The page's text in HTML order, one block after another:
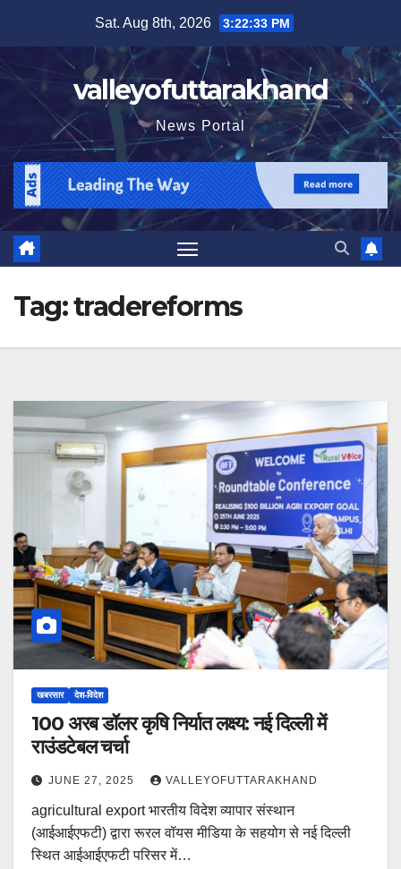
content
Sat. Aug 8th, 2026 3:22:34 PM
valleyofuttarakhand
News Portal
Tag:tradereforms
खबरसार देश-विदेश
100 अरब डॉलर कृषि निर्यात लक्ष्य: नई दिल्ली में
राउंडटेबल चर्चा
JUNE 27, 2025 VALLEYOFUTTARAKHAND
agricultural export भारतीय विदेश व्यापार संस्थान
(आईआईएफटी) द्वारा रूरल वॉयस मीडिया के सहयोग से नई दिल्ली
स्थित आईआईएफटी परिसर में…